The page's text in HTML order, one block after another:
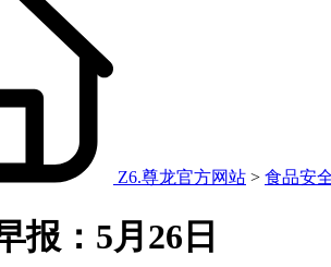
Z6.尊龙官方网站 > 食品安
报：5月26日